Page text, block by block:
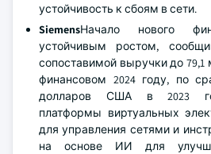
устойчивость к сбоям в сети.
SiemensНачало нового
устойчивым ростом,
сопоставимой выручки до
финансовом 2024 году, по
долларов США в 2023
платформы виртуальных
для управления сетями и
на основе ИИ для